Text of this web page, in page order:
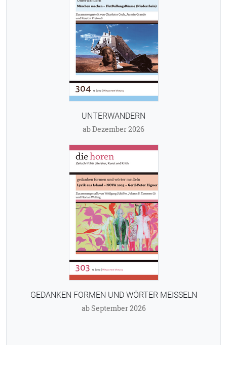
UNTERWANDERN
ab Dezember 2026
GEDANKEN FORMEN UND WÖRTER MEISSELN
ab September 2026